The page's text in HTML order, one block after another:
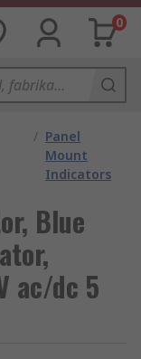
0
/ Panel
Mount
Indicators
Blue
ac/dc 5